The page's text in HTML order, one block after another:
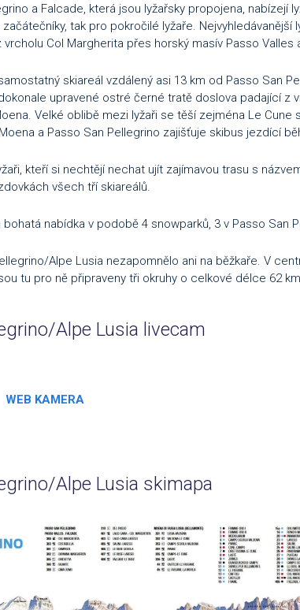
a Falcade, která jsou lyžařsky propojena, nabízejí
tak pro pokročilé lyžaře. Nejvyhledávanější
Col Margherita přes horský masív Passo Valles
skiareál vzdálený asi 13 km od Passo San
upravené ostré černé tratě doslova padající z
Velké oblibě mezi lyžaři se těší zejména Le Cune
a Passo San Pellegrino zajišťuje skibus jezdící
kteří si nechtějí nechat ujít zajímavou trasu s
všech tří skiareálů.
nabídka v podobě 4 snowparků, 3 v Passo San
Alpe Lusia nezapomnělo ani na běžkaře. V
tu pro ně připraveny tři okruhy o celkové délce 62
Alpe Lusia livecam
WEB KAMERA
Alpe Lusia skimapa